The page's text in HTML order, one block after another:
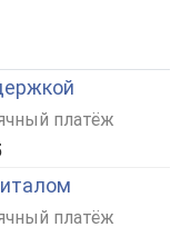
платёж
платёж